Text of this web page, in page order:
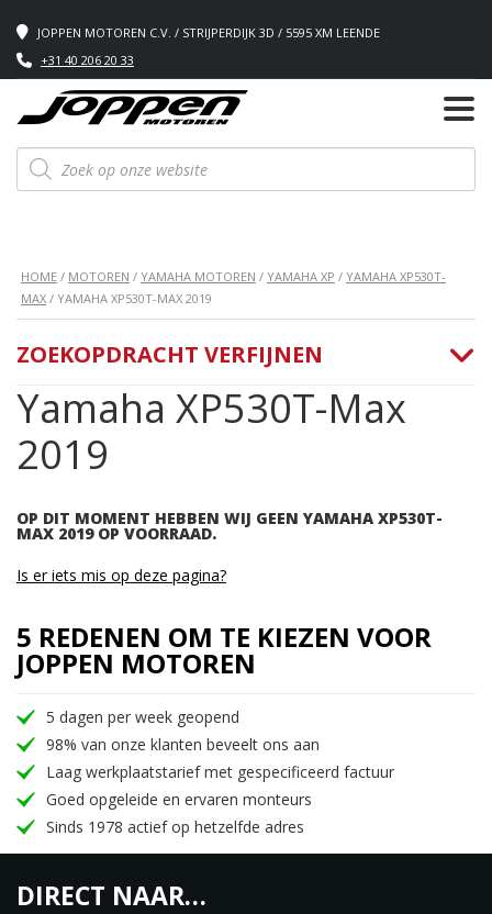
JOPPEN MOTOREN C.V. / STRIJPERDIJK 3D / 5595 XM LEENDE
+31 40 206 20 33
Producten
zoeken
HOME / MOTOREN / YAMAHA MOTOREN / YAMAHA XP / YAMAHA XP530T-
MAX / YAMAHA XP530T-MAX 2019
Yamaha XP530T-Max
2019
OP DIT MOMENT HEBBEN WIJ GEEN YAMAHA XP530T-
MAX 2019 OP VOORRAAD.
ZOEKOPDRACHT VERFIJNEN
Is er iets mis op deze pagina?
5 REDENEN OM TE KIEZEN VOOR
JOPPEN MOTOREN
5 dagen per week geopend
98% van onze klanten beveelt ons aan
Laag werkplaatstarief met gespecificeerd factuur
Goed opgeleide en ervaren monteurs
Sinds 1978 actief op hetzelfde adres
DIRECT NAAR…